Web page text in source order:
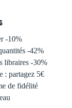
-10%
-42%
libraires -30%
: partagez 5€
de fidélité